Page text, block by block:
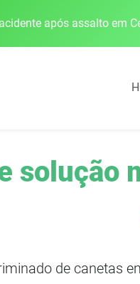
após assalto em
solução
de canetas